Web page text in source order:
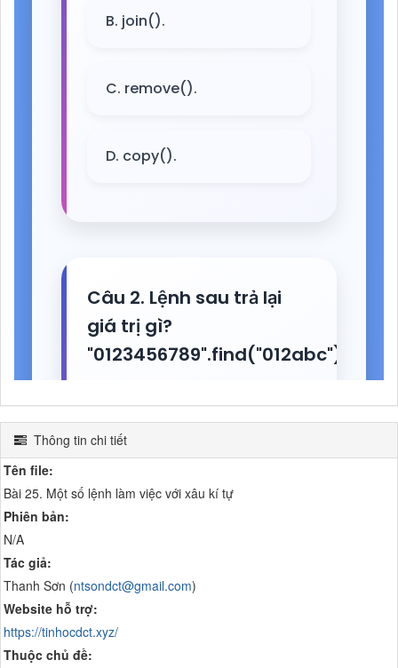
Thông tin chi tiết
Tên file:
Bài 25. Một số lệnh làm việc với xâu kí tự
Phiên bản:
N/A
Tác giả:
Thanh Sơn (ntsondct@gmail.com)
Website hỗ trợ:
https://tinhocdct.xyz/
Thuộc chủ đề: